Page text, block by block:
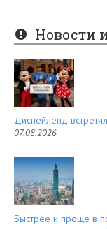
er
es
t
e
d
Новости
Диснейленд
07.08.2026
Быстрее и проще в